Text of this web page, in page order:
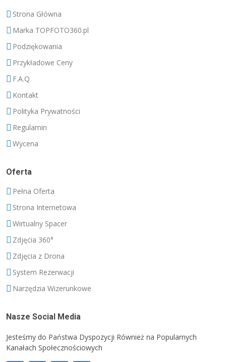
Strona Główna
Marka TOPFOTO360.pl
Podziękowania
Przykładowe Ceny
F.A.Q
Kontakt
Polityka Prywatności
Regulamin
Wycena
Oferta
Pełna Oferta
Strona Internetowa
Wirtualny Spacer
Zdjęcia 360°
Zdjęcia z Drona
System Rezerwacji
Narzędzia Wizerunkowe
Nasze Social Media
Jesteśmy do Państwa Dyspozycji Również na Popularnych
Kanałach Społecznościowych